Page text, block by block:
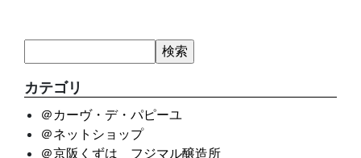
カテゴリ
＠カーヴ・デ・パピーユ
＠ネットショップ
＠京阪くずは フジマル醸造所